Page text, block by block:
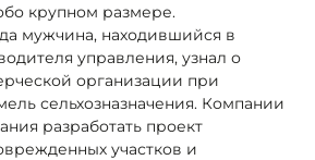
крупном размере.
мужчина, находившийся в
управления, узнал о
организации при
сельхозназначения. Компании
разработать проект
участков и